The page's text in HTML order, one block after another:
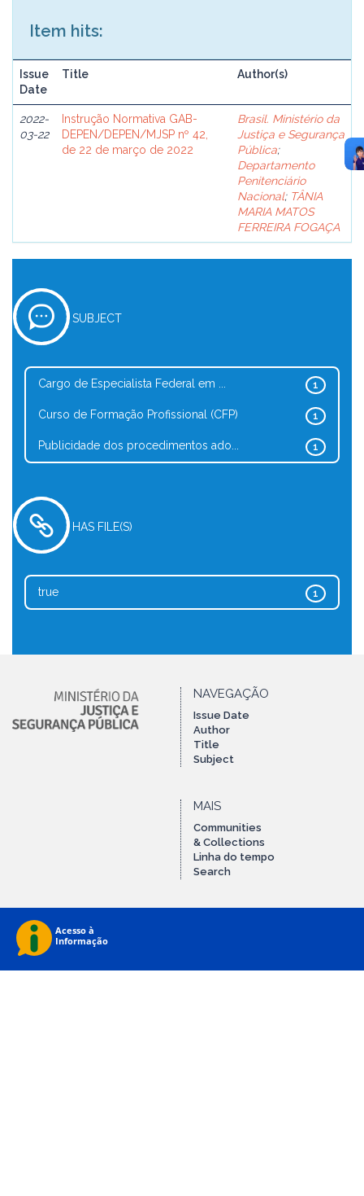
Item hits:
Issue
Date
Title Author(s)
2022-
03-22
Instrução Normativa GAB-
DEPEN/DEPEN/MJSP nº 42,
de 22 de março de 2022
Brasil. Ministério da
Justiça e Segurança
Pública;
Departamento
Penitenciário
Nacional; TÂNIA
MARIA MATOS
FERREIRA FOGAÇA
SUBJECT
1
Cargo de Especialista Federal em ...
1
Curso de Formação Profissional (CFP)
1
Publicidade dos procedimentos ado...
HAS FILE(S)
1
true
NAVEGAÇÃO
Issue Date
Author
Title
Subject
MAIS
Communities
& Collections
Linha do tempo
Search